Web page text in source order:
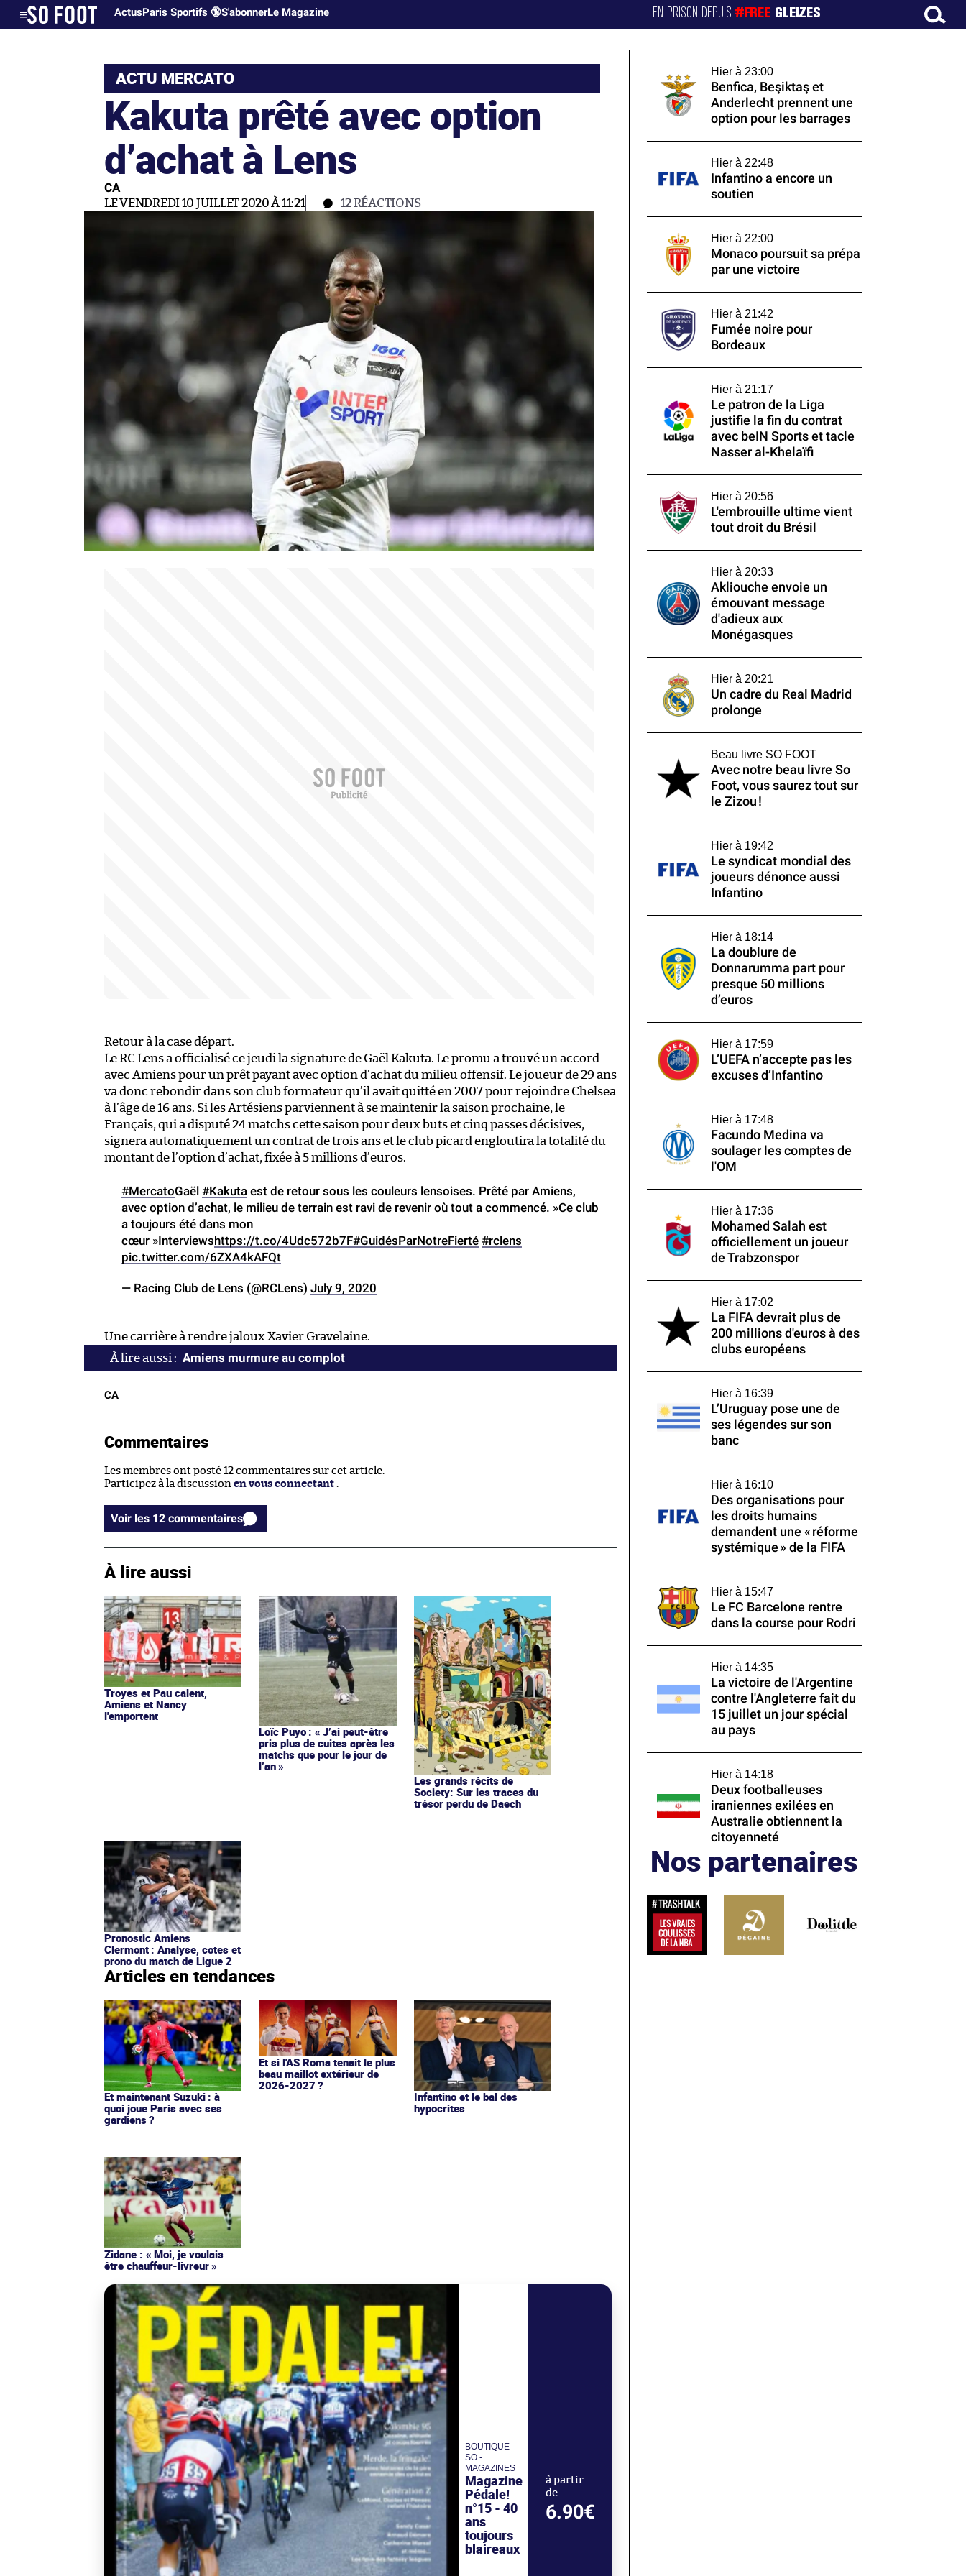
ActusParis Sportifs 🔞S'abonnerLe Magazine EN PRISON DEPUIS#FREE GLEIZES
ACTU MERCATO
Kakuta prêté avec option
d’achat à Lens
CA
LE VENDREDI 10 JUILLET 2020 À 11:21 12RÉACTIONS
Retour à la case départ.
Le RC Lens a officialisé ce jeudi la signature de Gaël Kakuta. Le promu a trouvé un accord
avec Amiens pour un prêt payant avec option d’achat du milieu offensif. Le joueur de 29 ans
va donc rebondir dans son club formateur qu’il avait quitté en 2007 pour rejoindre Chelsea
à l’âge de 16 ans. Si les Artésiens parviennent à se maintenir la saison prochaine, le
Français, qui a disputé 24 matchs cette saison pour deux buts et cinq passes décisives,
signera automatiquement un contrat de trois ans et le club picard engloutira la totalité du
montant de l’option d’achat, fixée à 5 millions d’euros.
#MercatoGaël #Kakuta est de retour sous les couleurs lensoises. Prêté par Amiens,
avec option d’achat, le milieu de terrain est ravi de revenir où tout a commencé. »Ce club
a toujours été dans mon
cœur »Interviewshttps://t.co/4Udc572b7F#GuidésParNotreFierté #rclens
pic.twitter.com/6ZXA4kAFQt
— Racing Club de Lens (@RCLens) July 9, 2020
Une carrière à rendre jaloux Xavier Gravelaine.
Amiens murmure au complot
CA
Commentaires
Les membres ont posté 12 commentaires sur cet article.
Participez à la discussion en vous connectant .
Voir les 12 commentaires
À lire aussi
Troyes et Pau calent,
Amiens et Nancy
l'emportent
Loïc Puyo : « J’ai peut-être
pris plus de cuites après les
matchs que pour le jour de
l’an »
Les grands récits de
Society: Sur les traces du
trésor perdu de Daech
Pronostic Amiens
Clermont : Analyse, cotes et
prono du match de Ligue 2
Articles en tendances
Et maintenant Suzuki : à
quoi joue Paris avec ses
gardiens ?
Et si l'AS Roma tenait le plus
beau maillot extérieur de
2026-2027 ?
Infantino et le bal des
hypocrites
Zidane : « Moi, je voulais
être chauffeur-livreur »
BOUTIQUE
SO -
MAGAZINES
Magazine
Pédale!
n°15 - 40
ans
toujours
blaireaux
à partir
de
6.90€
Hier à 23:00
Benfica, Beşiktaş et
Anderlecht prennent une
option pour les barrages
Hier à 22:48
Infantino a encore un
soutien
Hier à 22:00
Monaco poursuit sa prépa
par une victoire
Hier à 21:42
Fumée noire pour
Bordeaux
Hier à 21:17
Le patron de la Liga
justifie la fin du contrat
avec beIN Sports et tacle
Nasser al-Khelaïfi
Hier à 20:56
L'embrouille ultime vient
tout droit du Brésil
Hier à 20:33
Akliouche envoie un
émouvant message
d'adieux aux
Monégasques
Hier à 20:21
Un cadre du Real Madrid
prolonge
Beau livre SO FOOT
Avec notre beau livre So
Foot, vous saurez tout sur
le Zizou !
Hier à 19:42
Le syndicat mondial des
joueurs dénonce aussi
Infantino
Hier à 18:14
La doublure de
Donnarumma part pour
presque 50 millions
d’euros
Hier à 17:59
L’UEFA n’accepte pas les
excuses d’Infantino
Hier à 17:48
Facundo Medina va
soulager les comptes de
l'OM
Hier à 17:36
Mohamed Salah est
officiellement un joueur
de Trabzonspor
Hier à 17:02
La FIFA devrait plus de
200 millions d'euros à des
clubs européens
Hier à 16:39
L’Uruguay pose une de
ses légendes sur son
banc
Hier à 16:10
Des organisations pour
les droits humains
demandent une « réforme
systémique » de la FIFA
Hier à 15:47
Le FC Barcelone rentre
dans la course pour Rodri
Hier à 14:35
La victoire de l'Argentine
contre l'Angleterre fait du
15 juillet un jour spécial
au pays
Hier à 14:18
Deux footballeuses
iraniennes exilées en
Australie obtiennent la
citoyenneté
Nos partenaires